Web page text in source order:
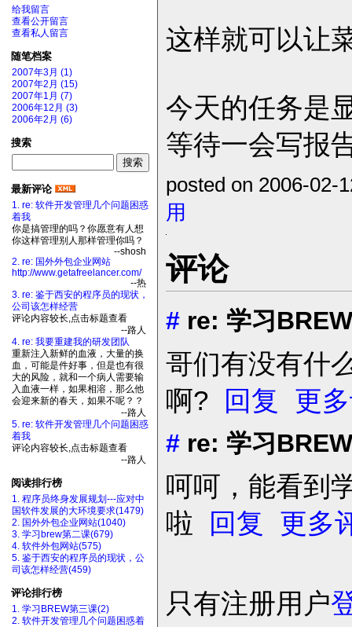
给我留言
查看公开留言
查看私人留言
随笔档案
2007年3月 (1)
2007年2月 (15)
2007年1月 (7)
2006年12月 (3)
2006年2月 (6)
搜索
最新评论
1. re: 软件开发管理几个问题困惑
着我
你是搞管理的吗？你愿意有人想
你这样管理别人那样管理你吗？
--shosh
2. re: 国外外包企业网站
http://www.getafreelancer.com/
--热
3. re: 鉴于西安的程序员的现状，
公司该怎样经营
评论内容较长,点击标题查看
--路人
4. re: 我要重建我的研发团队
重新注入新鲜的血液，大量的换
血，可能是件好事，但是也有很
大的风险，就和一个病人需要输
入血液一样，如果相溶，那么他
会迎来新的春天，如果不呢？？
--路人
5. re: 软件开发管理几个问题困惑
着我
评论内容较长,点击标题查看
--路人
阅读排行榜
1. 程序员终身发展规划---应对中
国软件发展的大环境要求(1479)
2. 国外外包企业网站(1040)
3. 学习brew第二课(679)
4. 软件外包网站(575)
5. 鉴于西安的程序员的现状，公
司该怎样经营(459)
评论排行榜
1. 学习BREW第三课(2)
2. 软件开发管理几个问题困惑着
这样就可以让
今天的任务是
等待一会写报
posted on 2006-02-
用
评论
# re: 学习
哥们有没有什
啊?
回复 更
# re: 学习
呵呵，能看到
啦
回复 更多
只有注册用户